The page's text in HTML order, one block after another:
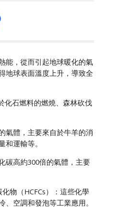
能，從而引起地球暖化的氣
地球表面溫度上升，導致全
化石燃料的燃燒、森林砍伐
氣體，主要來自於牛羊的消
運輸等。
碳高約300倍的氣體，主要
物（HCFCs）：這些化學
空調和發泡等工業應用。